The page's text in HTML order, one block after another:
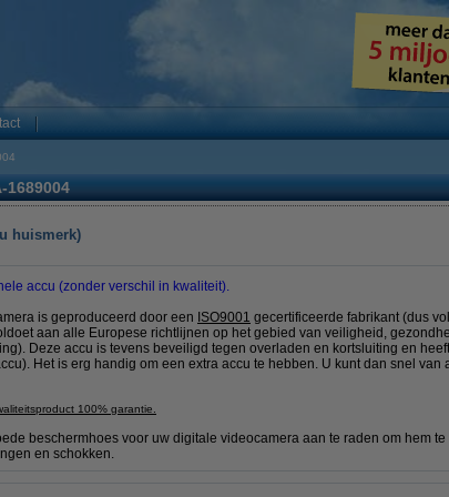
1689004
huismerk)
accu (zonder verschil in kwaliteit).
is geproduceerd door een ISO9001 gecertificeerde fabrikant (dus
aan alle Europese richtlijnen op het gebied van veiligheid,
Deze accu is tevens beveiligd tegen overladen en kortsluiting en
Het is erg handig om een extra accu te hebben. U kunt dan snel van
100% garantie.
beschermhoes voor uw digitale videocamera aan te raden om hem te
en schokken.